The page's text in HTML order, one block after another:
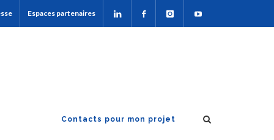
Espaces partenaires
Contacts pour mon projet